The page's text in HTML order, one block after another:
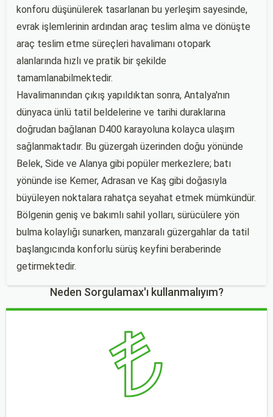
konforu düşünülerek tasarlanan bu yerleşim sayesinde,
evrak işlemlerinin ardından araç teslim alma ve dönüşte
araç teslim etme süreçleri havalimanı otopark
alanlarında hızlı ve pratik bir şekilde
tamamlanabilmektedir.
Havalimanından çıkış yapıldıktan sonra, Antalya'nın
dünyaca ünlü tatil beldelerine ve tarihi duraklarına
doğrudan bağlanan D400 karayoluna kolayca ulaşım
sağlanmaktadır. Bu güzergah üzerinden doğu yönünde
Belek, Side ve Alanya gibi popüler merkezlere; batı
yönünde ise Kemer, Adrasan ve Kaş gibi doğasıyla
büyüleyen noktalara rahatça seyahat etmek mümkündür.
Bölgenin geniş ve bakımlı sahil yolları, sürücülere yön
bulma kolaylığı sunarken, manzaralı güzergahlar da tatil
başlangıcında konforlu sürüş keyfini beraberinde
getirmektedir.
Neden Sorgulamax'ı kullanmalıyım?